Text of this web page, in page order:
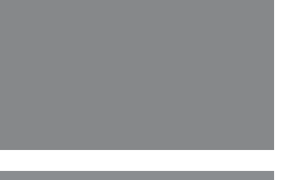
nouvelle fenêtre))
fenêtre))
nouvelle fenêtre))